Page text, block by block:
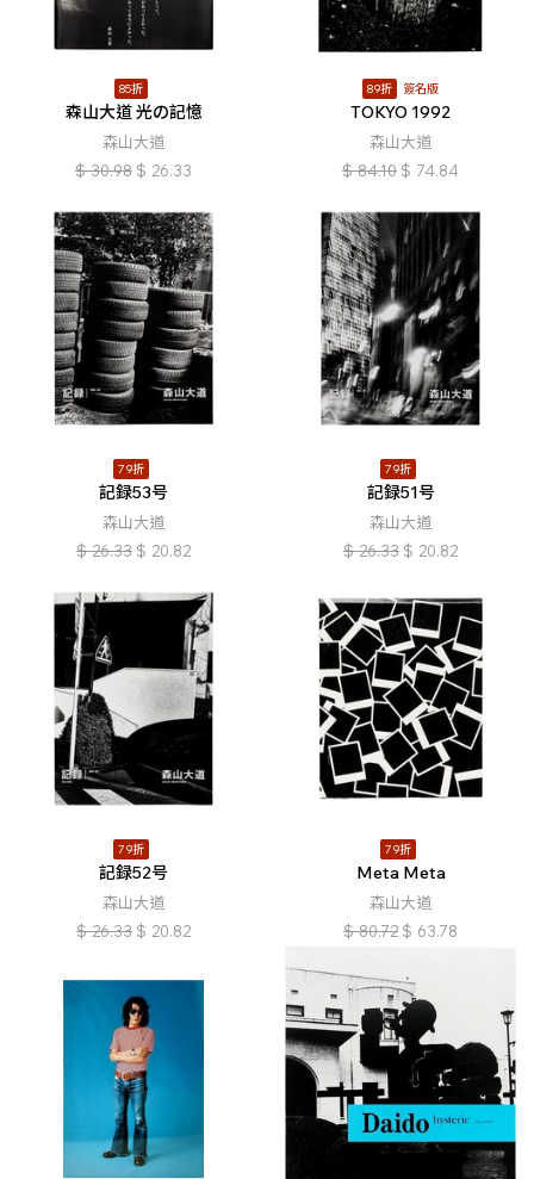
85折
森山大道 光の記憶
森山大道
$ 30.98 $ 26.33
89折 簽名版
TOKYO 1992
森山大道
$ 84.10 $ 74.84
79折
記録53号
森山大道
$ 26.33 $ 20.82
79折
記録51号
森山大道
$ 26.33 $ 20.82
79折
記録52号
森山大道
$ 26.33 $ 20.82
79折
Meta Meta
森山大道
$ 80.72 $ 63.78